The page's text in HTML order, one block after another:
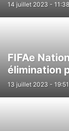
14 juillet 2023 - 11:38
FIFAe
élimination
13 juillet 2023 - 19:51